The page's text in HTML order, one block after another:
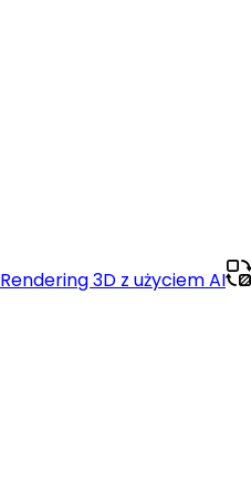
Rendering 3D z użyciem AI